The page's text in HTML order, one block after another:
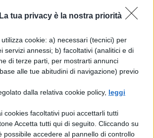
La tua privacy è la nostra priorità
cookie: a) necessari (tecnici) per
servizi annessi; b) facoltativi (analitici e di
di terze parti, per mostrarti annunci
alle tue abitudini di navigazione) previo
dalla relativa cookie policy, leggi
cookies facoltativi puoi accettarli tutti
Accetta tutti qui di seguito. Cliccando su
possibile accedere al pannello di controllo
e rapporti di agenzia
disciplinari e
disciplinari contestati
per giusta causa
e mobbing
lavoro